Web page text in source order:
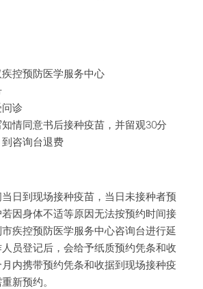
控预防医学服务中心
诊
情同意书后接种疫苗，并留观30分
咨询台退费
日到现场接种疫苗，当日未接种者预
因身体不适等原因无法按预约时间接
疾控预防医学服务中心咨询台进行延
员登记后，会给予纸质预约凭条和收
内携带预约凭条和收据到现场接种疫
新预约。